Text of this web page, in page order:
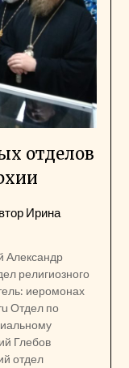
отделов
Ирина
Александр
религиозного
иеромонах
Отдел по
Глебов
отдел